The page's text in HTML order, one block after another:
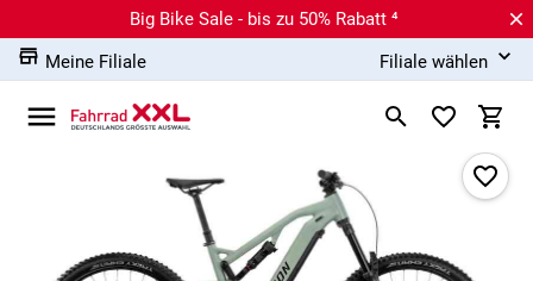
Big Bike Sale - bis zu 50% Rabatt ⁴
Meine Filiale
Filiale wählen